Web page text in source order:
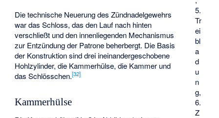
5.
Tr
ei
bl
a
d
u
n
g,
6.
Z
Die technische Neuerung des Zündnadelgewehrs
war das Schloss, das den Lauf nach hinten
verschließt und den innenliegenden Mechanismus
zur Entzündung der Patrone beherbergt. Die Basis
der Konstruktion sind drei ineinandergeschobene
Hohlzylinder, die Kammerhülse, die Kammer und
das Schlösschen.[32]
Kammerhülse